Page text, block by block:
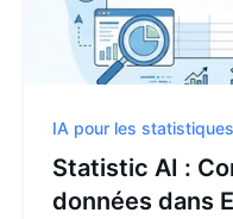
IA pour les statistiques
Statistic AI :
données dans